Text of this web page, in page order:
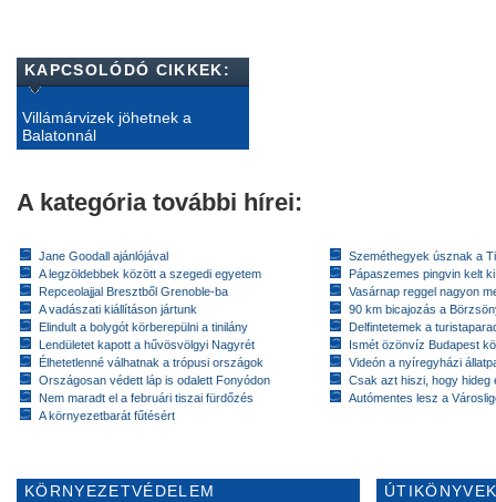
KAPCSOLÓDÓ CIKKEK:
Villámárvizek jöhetnek a
Balatonnál
A kategória további hírei:
Jane Goodall ajánlójával
A legzöldebbek között a szegedi egyetem
Repceolajjal Bresztből Grenoble-ba
A vadászati kiállításon jártunk
Elindult a bolygót körberepülni a tinilány
Lendületet kapott a hűvösvölgyi Nagyrét
Élhetetlenné válhatnak a trópusi országok
Országosan védett láp is odalett Fonyódon
Nem maradt el a februári tiszai fürdőzés
A környezetbarát fűtésért
Szeméthegyek úsznak a
Pápaszemes pingvin kelt
Vasárnap reggel nagyon
90 km bicajozás a
Delfintetemek a
Ismét özönvíz Budapest
Videón a nyíregyházi
Csak azt hiszi, hogy hideg
Autómentes lesz a
KÖRNYEZETVÉDELEM